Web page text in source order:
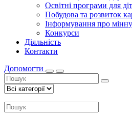
Освітні програми для
Побудова та розвиток
Інформування про
Конкурси
Діяльність
Контакти
Допомогти